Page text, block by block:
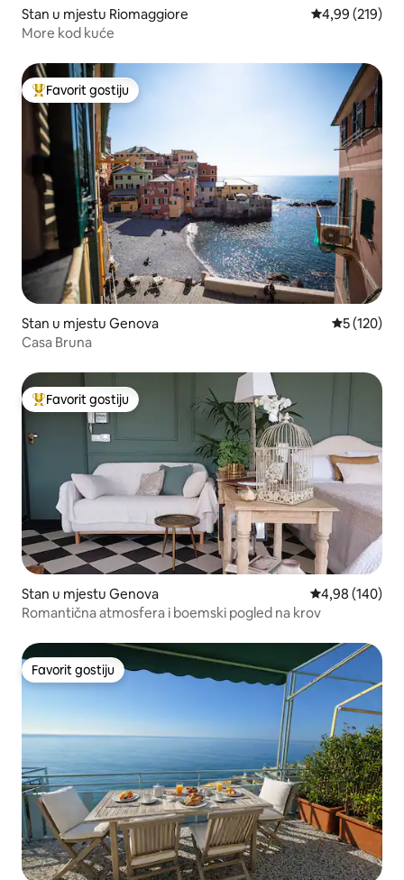
Stan u mjestu Riomaggiore prosječna
4,99 (219)
More kod kuće
Glavni favorit gostiju
Favorit gostiju
Stan u mjestu Genova prosječna
5 (120)
Casa Bruna
Glavni favorit gostiju
Favorit gostiju
Stan u mjestu Genova prosječna
4,98 (140)
Romantična atmosfera i boemski pogled na krov
Favorit gostiju
Favorit gostiju